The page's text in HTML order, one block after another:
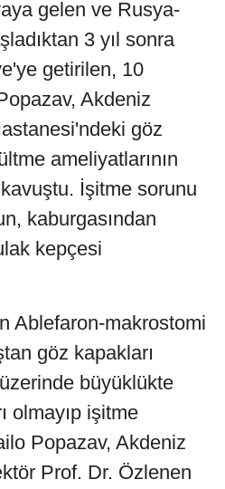
gelen ve Rusya-
3 yıl sonra
getirilen, 10
Akdeniz
göz
ameliyatlarının
kavuştu. İşitme sorunu
kaburgasından
kepçesi
Ablefaron-makrostomi
göz kapakları
büyüklükte
olmayıp işitme
Popazav, Akdeniz
Prof. Dr. Özlenen